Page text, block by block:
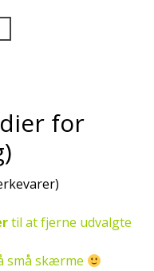
for
til at fjerne udvalgte
små skærme